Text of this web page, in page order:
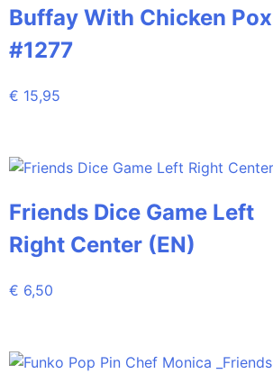
Buffay With Chicken Pox
#1277
€ 15,95
Friends Dice Game Left
Right Center (EN)
€ 6,50